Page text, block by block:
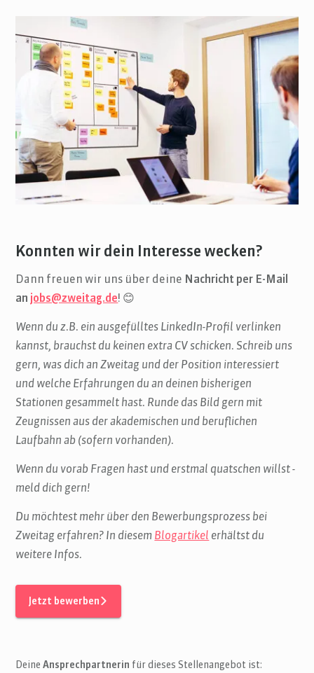
Konnten wir dein Interesse wecken?
Dann freuen wir uns über deine Nachricht per E-Mail
an jobs@zweitag.de! 😊
Wenn du z.B. ein ausgefülltes LinkedIn-Profil verlinken
kannst, brauchst du keinen extra CV schicken. Schreib uns
gern, was dich an Zweitag und der Position interessiert
und welche Erfahrungen du an deinen bisherigen
Stationen gesammelt hast. Runde das Bild gern mit
Zeugnissen aus der akademischen und beruflichen
Laufbahn ab (sofern vorhanden).
Wenn du vorab Fragen hast und erstmal quatschen willst -
meld dich gern!
Du möchtest mehr über den Bewerbungsprozess bei
Zweitag erfahren? In diesem Blogartikel erhältst du
weitere Infos.
Jetzt bewerben
DeineAnsprechpartnerin für dieses Stellenangebot ist: